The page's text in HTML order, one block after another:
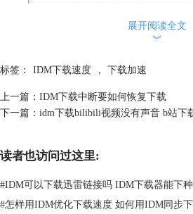
展开阅读全文
︾
标签： IDM下载速度 ， 下载加速
上一篇： IDM下载中断要如何恢复下载
下一篇： idm下载bilibili视频没有声音 b站下
读者也访问过这里:
#IDM可以下载迅雷链接吗 IDM下载器能下
#怎样用IDM优化下载速度 如何用IDM同步